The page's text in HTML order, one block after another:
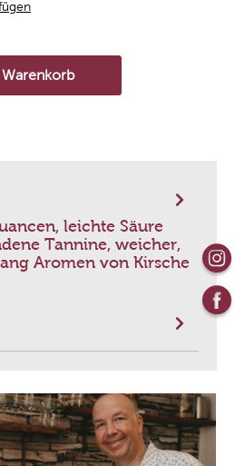
Warenkorb
leichte Säure
Tannine, weicher,
Aromen von Kirsche